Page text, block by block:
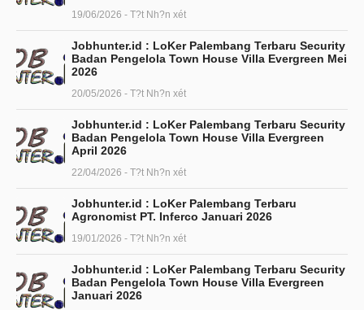
19/06/2026 - T?t Nh?n xét
Jobhunter.id : LoKer Palembang Terbaru Security
Badan Pengelola Town House Villa Evergreen Mei
2026
20/05/2026 - T?t Nh?n xét
Jobhunter.id : LoKer Palembang Terbaru Security
Badan Pengelola Town House Villa Evergreen
April 2026
22/04/2026 - T?t Nh?n xét
Jobhunter.id : LoKer Palembang Terbaru
Agronomist PT. Inferco Januari 2026
19/01/2026 - T?t Nh?n xét
Jobhunter.id : LoKer Palembang Terbaru Security
Badan Pengelola Town House Villa Evergreen
Januari 2026